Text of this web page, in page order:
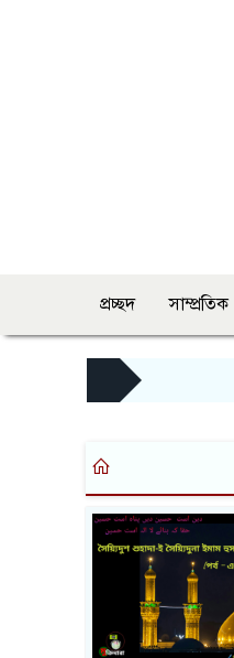
প্রচ্ছদ সাম্প্রতিক